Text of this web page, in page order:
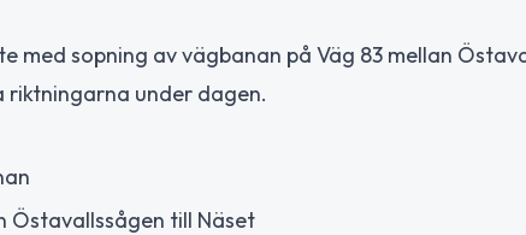
med sopning av vägbanan på Väg 83 mellan
under dagen.
Östavallssågen till Näset